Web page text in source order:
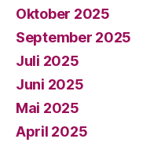
Oktober 2025
September 2025
Juli 2025
Juni 2025
Mai 2025
April 2025